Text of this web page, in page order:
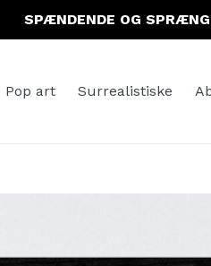
SPÆNDENDE OG
Pop art Surrealistiske